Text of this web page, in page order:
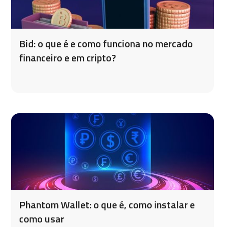
Bid: o que é e como funciona no mercado
financeiro e em cripto?
Phantom Wallet: o que é, como instalar e
como usar